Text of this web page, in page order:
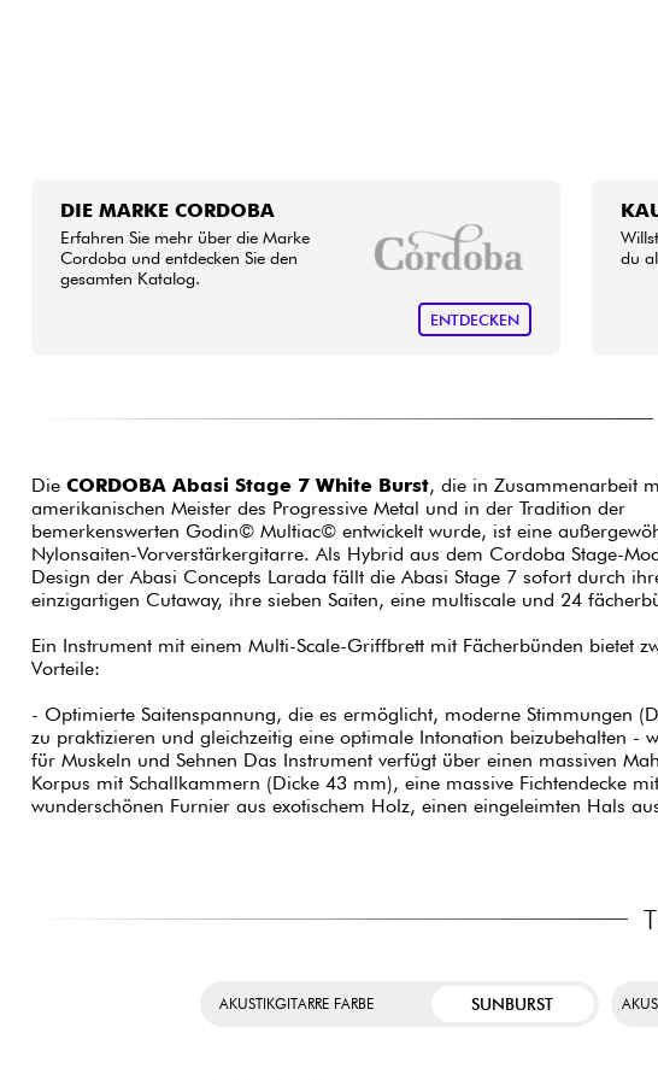
DIE MARKE CORDOBA
Erfahren Sie mehr über die Marke
Cordoba und entdecken Sie den
gesamten Katalog.
ENTDECKEN
du
Die CORDOBA Abasi Stage 7 White Burst, die in Zusammenarbeit
amerikanischen Meister des Progressive Metal und in der Tradition der
bemerkenswerten Godin© Multiac© entwickelt wurde, ist eine
Nylonsaiten-Vorverstärkergitarre. Als Hybrid aus dem Cordoba Stage-
Design der Abasi Concepts Larada fällt die Abasi Stage 7 sofort durch
einzigartigen Cutaway, ihre sieben Saiten, eine multiscale und 24
Ein Instrument mit einem Multi-Scale-Griffbrett mit Fächerbünden bietet
Vorteile:
- Optimierte Saitenspannung, die es ermöglicht, moderne Stimmungen
zu praktizieren und gleichzeitig eine optimale Intonation beizubehalten -
für Muskeln und Sehnen Das Instrument verfügt über einen massiven
Korpus mit Schallkammern (Dicke 43 mm), eine massive Fichtendecke
wunderschönen Furnier aus exotischem Holz, einen eingeleimten Hals
AKUSTIKGITARRE FARBE SUNBURST